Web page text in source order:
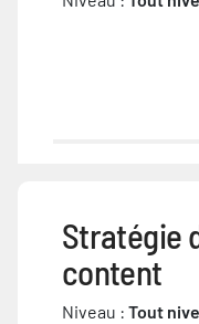
Stratégie
content
Niveau : Tout